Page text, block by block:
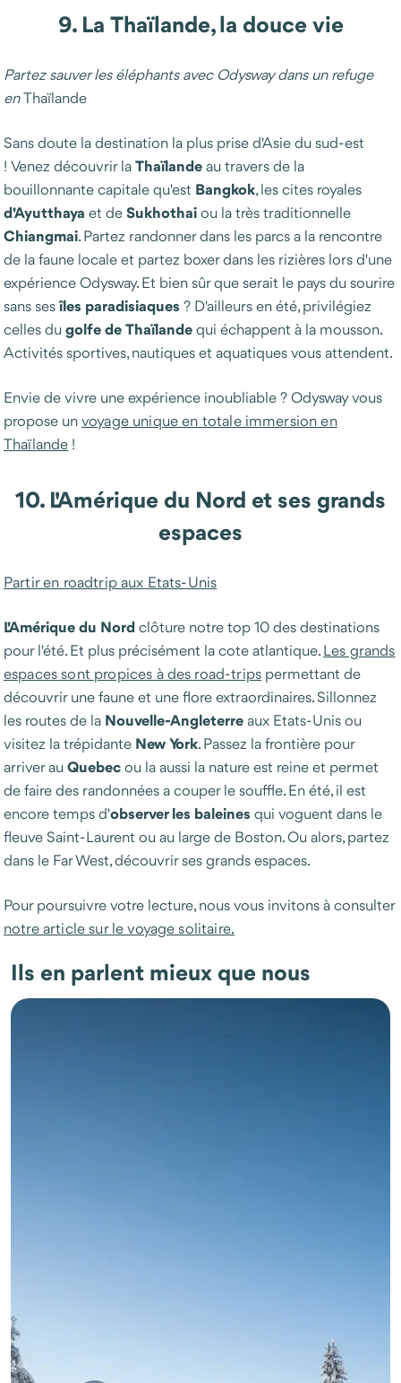
9. La Thaïlande, la douce vie
Partez sauver les éléphants avec Odysway dans un refuge
enThaïlande
Sans doute la destination la plus prise d'Asie du sud-est
! Venez découvrir laThaïlandeau travers de la
bouillonnante capitale qu'est Bangkok, les cites royales
d'Ayutthaya et deSukhothaiou la très traditionnelle
Chiangmai. Partez randonner dans les parcs a la rencontre
de la faune locale et partez boxer dans les rizières lors d'une
expérience Odysway. Et bien sûr que serait le pays du sourire
sans sesîles paradisiaques ? D'ailleurs en été, privilégiez
celles du golfe deThaïlandequi échappent à la mousson.
Activités sportives, nautiques et aquatiques vous attendent.
Envie de vivre une expérience inoubliable ? Odysway vous
propose unvoyage unique en totale immersion en
Thaïlande !
10. L'Amérique du Nord et ses grands
espaces
Partir en roadtrip aux Etats-Unis
L'Amériquedu Nordclôture notre top 10 des destinations
pour l'été. Et plus précisément la cote atlantique.Les grands
espaces sont propices à des road-trips permettant de
découvrir une faune et une flore extraordinaires. Sillonnez
les routes de la Nouvelle-Angleterreaux Etats-Unis ou
visitez la trépidante NewYork. Passez la frontière pour
arriver au Quebecou la aussi la nature est reine et permet
de faire des randonnées a couper le souffle. En été, il est
encore temps d'observer les baleines qui voguent dans le
fleuve Saint-Laurent ou au large de Boston. Ou alors, partez
dans le Far West, découvrir ses grands espaces.
Pour poursuivre votre lecture, nous vous invitons à consulter
notre article sur le voyage solitaire.
Ils en parlent mieux que nous